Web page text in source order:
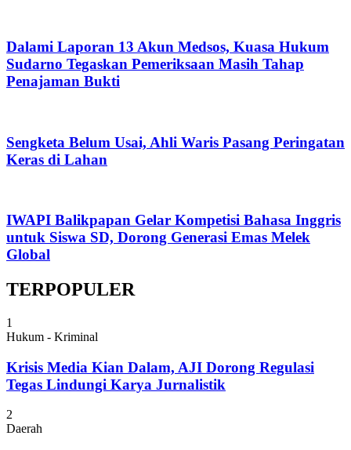
Dalami Laporan 13 Akun Medsos, Kuasa Hukum
Sudarno Tegaskan Pemeriksaan Masih Tahap
Penajaman Bukti
Sengketa Belum Usai, Ahli Waris Pasang Peringatan
Keras di Lahan
IWAPI Balikpapan Gelar Kompetisi Bahasa Inggris
untuk Siswa SD, Dorong Generasi Emas Melek
Global
TERPOPULER
1
Hukum - Kriminal
Krisis Media Kian Dalam, AJI Dorong Regulasi
Tegas Lindungi Karya Jurnalistik
2
Daerah